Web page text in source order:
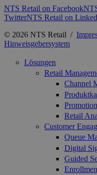
NTS Retail on Facebook
TwitterNTS Retail on
© 2026 NTS Retail /
Hinweisgebersystem
Lösungen
Retail
Channel
Retail
Customer
Queue
Digital
Guided